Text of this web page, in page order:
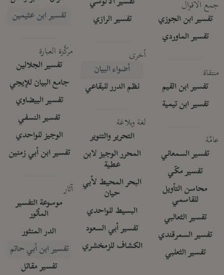
جمع الأقوال
تفسير ابن الجوزي
تفسير الماوردي
منتقاة
تفسير ابن القيم
تفسير ابن تيمية
عامّة
تفسير السمعاني
تفسير مكّي
محاسن التأويل
للقاسمي
تفسير الثعالبي
تفسير السمرقندي
تفسير الثعلبي
تفسير الرازي
أخرى
أضواء البيان
نظم الدرر للبقاعي
لغة وبلاغة
التحرير والتنوير
المحرر الوجيز لابن
عطية
البحر المحيط لأبي
حيان
البسيط للواحدي
تفسير أبي السعود
الكشاف للزمخشري
تفسير ابن عثيمين
مركَّزة العبارة
تفسير الجلالين
جامع البيان للإيجي
تفسير البيضاوي
تفسير النسفي
الوجيز للواحدي
تفسير ابن أبي زمنين
آثار
موسوعة التفسير
المأثور
الدر المنثور
تفسير ابن أبي حاتم
تفسير مقاتل